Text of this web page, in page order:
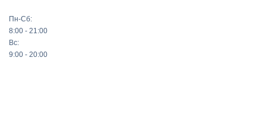
Пн-Сб:
8:00 - 21:00
Вс:
9:00 - 20:00